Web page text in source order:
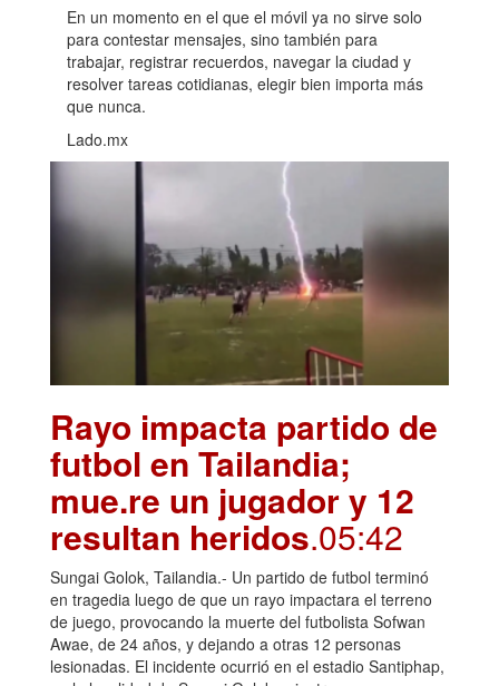
En un momento en el que el móvil ya no sirve solo
para contestar mensajes, sino también para
trabajar, registrar recuerdos, navegar la ciudad y
resolver tareas cotidianas, elegir bien importa más
que nunca.
Lado.mx
Rayo impacta partido de
futbol en Tailandia;
mue.re un jugador y 12
resultan heridos.05:42
Sungai Golok, Tailandia.- Un partido de futbol terminó
en tragedia luego de que un rayo impactara el terreno
de juego, provocando la muerte del futbolista Sofwan
Awae, de 24 años, y dejando a otras 12 personas
lesionadas. El incidente ocurrió en el estadio Santiphap,